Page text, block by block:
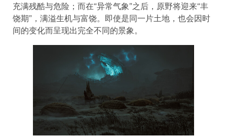
充满残酷与危险；而在“异常气象”之后，原野将迎来“丰
饶期”，满溢生机与富饶。即使是同一片土地，也会因时
间的变化而呈现出完全不同的景象。